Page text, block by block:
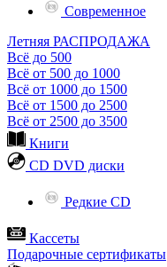
Современное
Летняя РАСПРОДАЖА
Всё до 500
Всё от 500 до 1000
Всё от 1000 до 1500
Всё от 1500 до 2500
Всё от 2500 до 3500
Книги
CD DVD диски
Редкие CD
Кассеты
Подарочные сертификаты